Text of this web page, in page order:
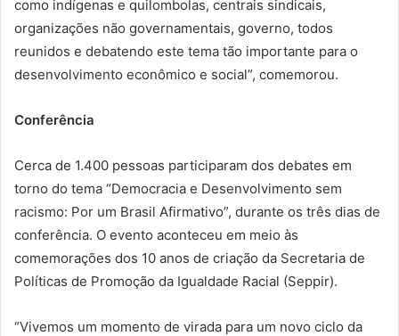
como indígenas e quilombolas, centrais sindicais,
organizações não governamentais, governo, todos
reunidos e debatendo este tema tão importante para o
desenvolvimento econômico e social”, comemorou.
Conferência
Cerca de 1.400 pessoas participaram dos debates em
torno do tema “Democracia e Desenvolvimento sem
racismo: Por um Brasil Afirmativo”, durante os três dias de
conferência. O evento aconteceu em meio às
comemorações dos 10 anos de criação da Secretaria de
Políticas de Promoção da Igualdade Racial (Seppir).
“Vivemos um momento de virada para um novo ciclo da